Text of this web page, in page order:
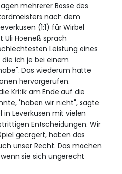
mehrerer Bosse des
nach dem
(1:1) für Wirbel
Uli Hoeneß sprach
Leistung eines
ich je bei einem
Das wiederum hatte
hervorgerufen.
Kritik am Ende auf die
"haben wir nicht", sagte
in Leverkusen mit vielen
Entscheidungen. Wir
geärgert, haben das
unser Recht. Das machen
sie sich ungerecht